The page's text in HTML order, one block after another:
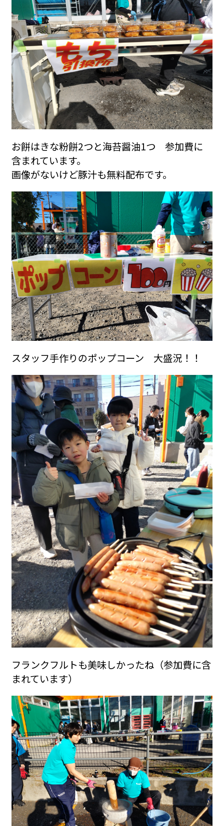
お餅はきな粉餅2つと海苔醤油1つ 参加費に
含まれています。
画像がないけど豚汁も無料配布です。
スタッフ手作りのポップコーン 大盛況！！
フランクフルトも美味しかったね（参加費に含
まれています）